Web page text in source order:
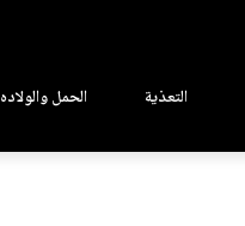
التعذية الحمل والولاده